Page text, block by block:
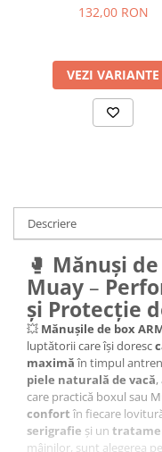
132,00 RON
VEZI VARIANTE
Descriere
🥊 Mănuși
Muay –
și Protecție
💥 Mănușile de box
luptătorii care își doresc
maximăîn timpul
piele naturală de vacă
care practică boxul sau
confort în fiecare
serigrafie și un
mâinilor, sunt alegerea